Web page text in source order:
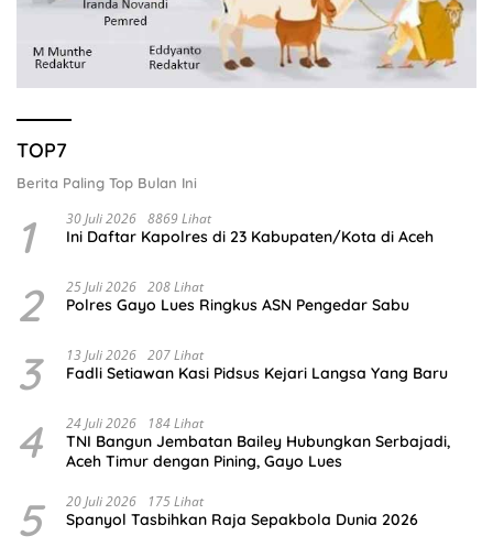
TOP7
Berita Paling Top Bulan Ini
1 30 Juli 2026 8869 Lihat
Ini Daftar Kapolres di 23 Kabupaten/Kota di Aceh
2 25 Juli 2026 208 Lihat
Polres Gayo Lues Ringkus ASN Pengedar Sabu
3 13 Juli 2026 207 Lihat
Fadli Setiawan Kasi Pidsus Kejari Langsa Yang Baru
4 24 Juli 2026 184 Lihat
TNI Bangun Jembatan Bailey Hubungkan Serbajadi,
Aceh Timur dengan Pining, Gayo Lues
5 20 Juli 2026 175 Lihat
Spanyol Tasbihkan Raja Sepakbola Dunia 2026